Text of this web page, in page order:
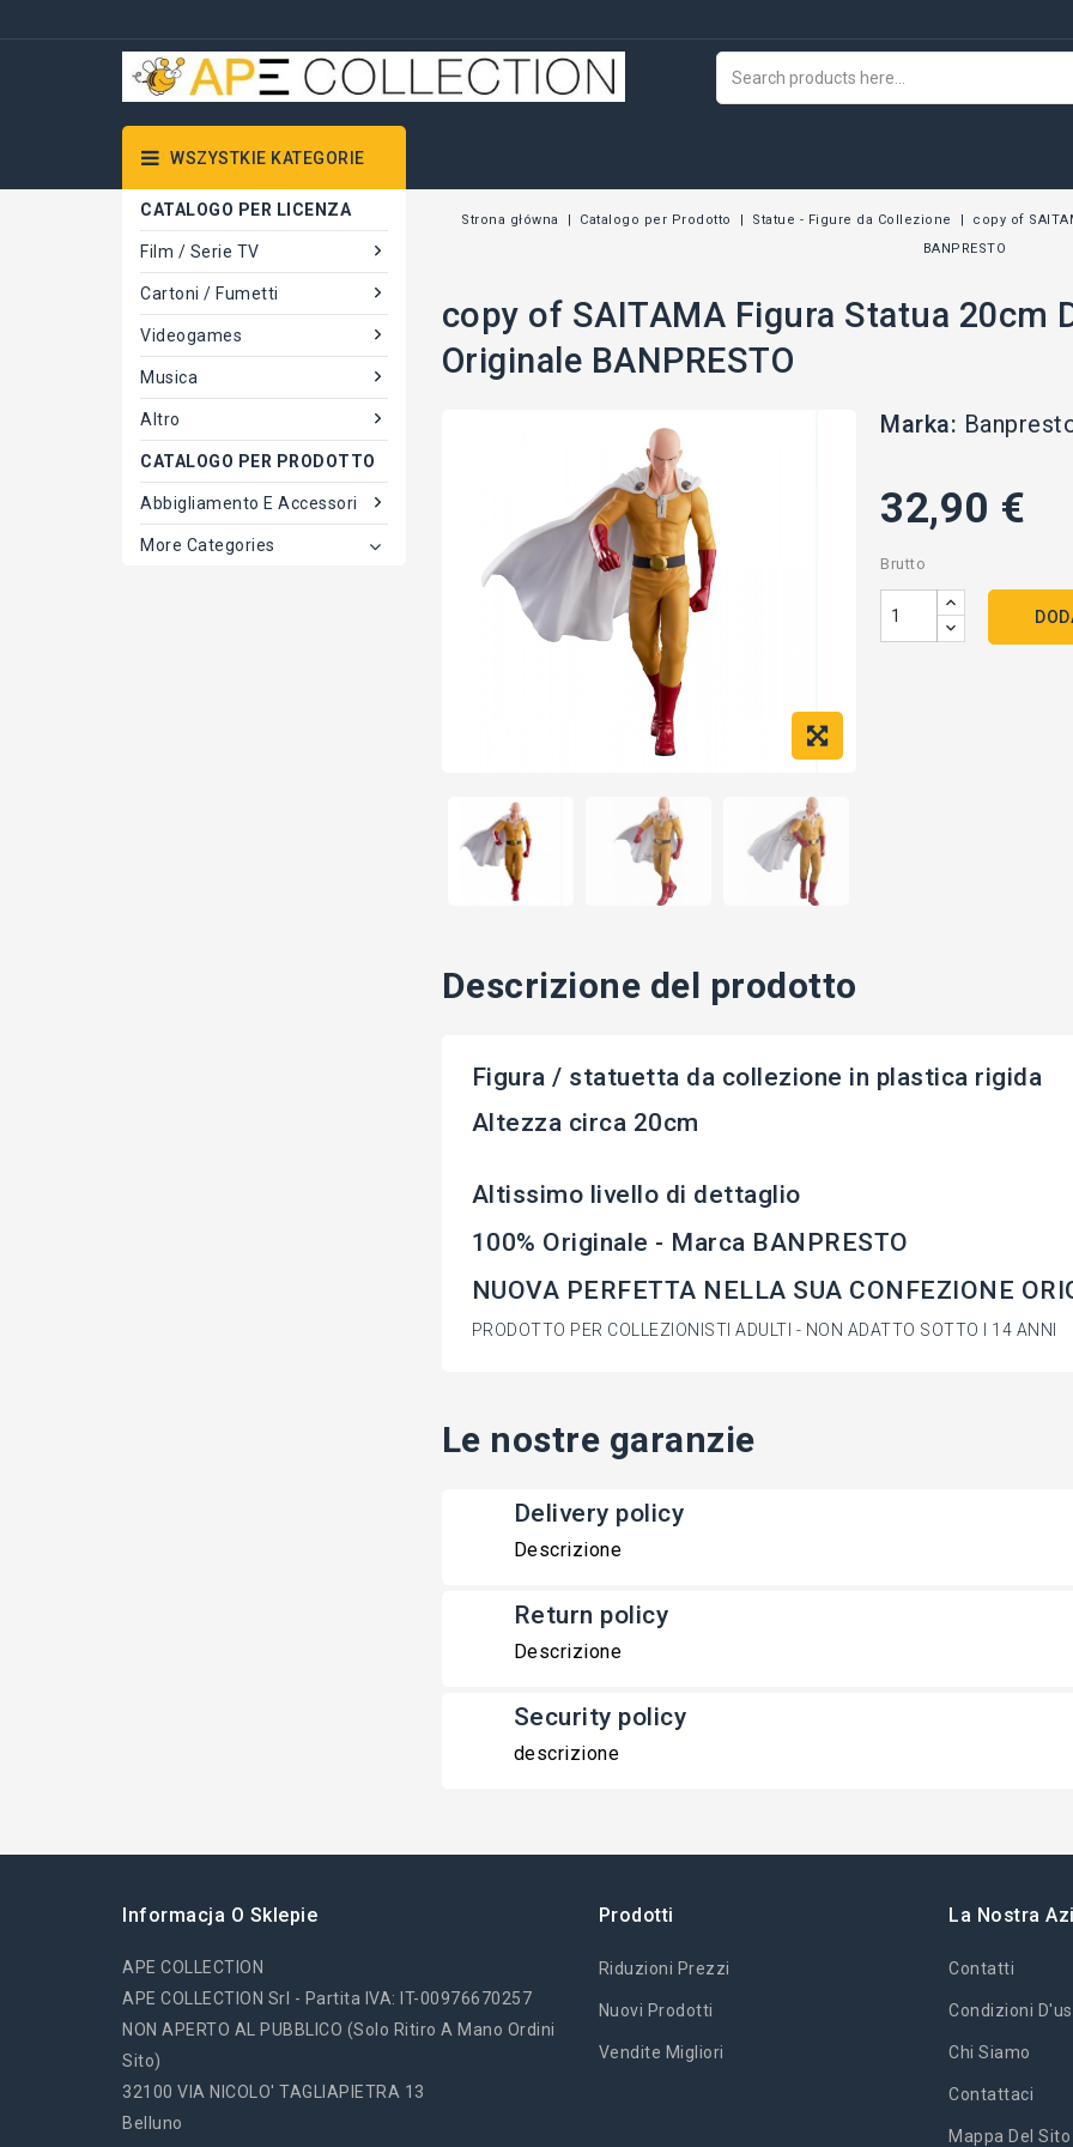
WSZYSTKIE KATEGORIE
CATALOGO PER LICENZA
Film / Serie TV
Cartoni / Fumetti
Videogames
Musica
Altro
CATALOGO PER PRODOTTO
Abbigliamento E Accessori
More Categories
Strona główna Catalogo per Prodotto Statue - Figure da Collezione
copy of
BANPRESTO
copy of SAITAMA Figura Statua 20cm
Originale BANPRESTO
Marka:
32,90 €
Brutto
Descrizione del prodotto
Figura / statuetta da collezione in plastica rigida
Altezza circa 20cm
Altissimo livello di dettaglio
100% Originale - Marca BANPRESTO
NUOVA PERFETTA NELLA SUA CONFEZIONE
PRODOTTO PER COLLEZIONISTI ADULTI - NON ADATTO SOTTO I 14 ANNI
Le nostre garanzie
Delivery policy
Descrizione
Return policy
Descrizione
Security policy
descrizione
Informacja O Sklepie
APE COLLECTION
APE COLLECTION Srl - Partita IVA: IT-00976670257
NON APERTO AL PUBBLICO (solo Ritiro A Mano Ordini
Sito)
32100 VIA NICOLO' TAGLIAPIETRA 13
Belluno
Prodotti
Riduzioni Prezzi
Nuovi Prodotti
Vendite Migliori
La Nostra
Contatti
Condizioni
Chi Siamo
Contattaci
Mappa Del Sito